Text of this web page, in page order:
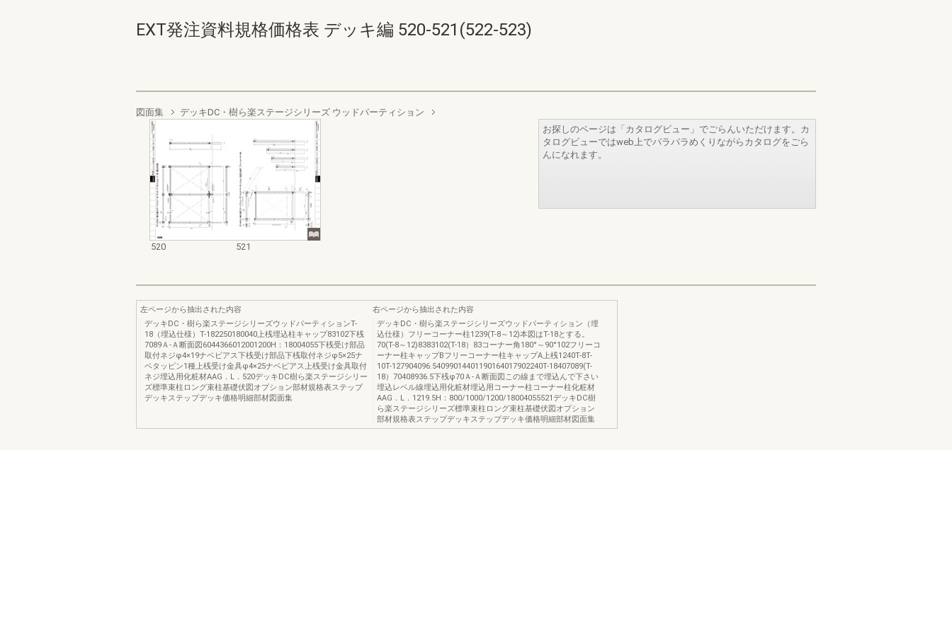
EXT発注資料規格価格表 デッキ編 520-521(522-523)
図面集 デッキDC・樹ら楽ステージシリーズ ウッドパーティション
520 521
お探しのページは「カタログビュー」でごらんいただけます。カ
タログビューではweb上でパラパラめくりながらカタログをごら
んになれます。
左ページから抽出された内容
デッキDC・樹ら楽ステージシリーズウッドパーティションT-
18（埋込仕様）T-182250180040上桟埋込柱キャップ83102下桟
7089Ａ-Ａ断面図6044366012001200H：18004055下桟受け部品
取付ネジφ4×19ナベピアス下桟受け部品下桟取付ネジφ5×25ナ
ベタッピン1種上桟受け金具φ4×25ナベピアス上桟受け金具取付
ネジ埋込用化粧材AAG．L．520デッキDC樹ら楽ステージシリー
ズ標準束柱ロング束柱基礎伏図オプション部材規格表ステップ
デッキステップデッキ価格明細部材図面集
右ページから抽出された内容
デッキDC・樹ら楽ステージシリーズウッドパーティション（埋
込仕様）フリーコーナー柱1239(T-8～12)本図はT-18とする。
70(T-8～12)8383102(T-18）83コーナー角180°～90°102フリーコ
ーナー柱キャップBフリーコーナー柱キャップA上桟1240T-8T-
10T-127904096.54099014401190164017902240T-18407089(T-
18）70408936.5下桟φ70Ａ-Ａ断面図この線まで埋込んで下さい
埋込レベル線埋込用化粧材埋込用コーナー柱コーナー柱化粧材
AAG．L．1219.5H：800/1000/1200/18004055521デッキDC樹
ら楽ステージシリーズ標準束柱ロング束柱基礎伏図オプション
部材規格表ステップデッキステップデッキ価格明細部材図面集